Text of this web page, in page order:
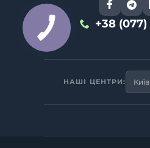
+38
НАШІ ЦЕНТРИ: Київ